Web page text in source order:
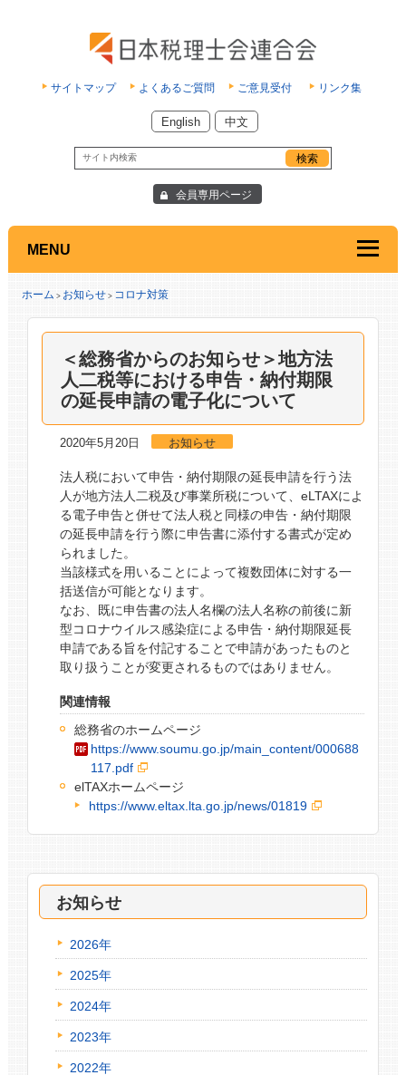
サイトマップ よくあるご質問 ご意見受付 リンク集
English 中文
会員専用ページ
MENU
ホーム > お知らせ> コロナ対策
＜総務省からのお知らせ＞地方法
人二税等における申告・納付期限
の延長申請の電子化について
2020年5月20日 お知らせ
法人税において申告・納付期限の延長申請を行う法
人が地方法人二税及び事業所税について、eLTAXによ
る電子申告と併せて法人税と同様の申告・納付期限
の延長申請を行う際に申告書に添付する書式が定め
られました。
当該様式を用いることによって複数団体に対する一
括送信が可能となります。
なお、既に申告書の法人名欄の法人名称の前後に新
型コロナウイルス感染症による申告・納付期限延長
申請である旨を付記することで申請があったものと
取り扱うことが変更されるものではありません。
関連情報
総務省のホームページ
https://www.soumu.go.jp/main_content/000688
117.pdf
elTAXホームページ
https://www.eltax.lta.go.jp/news/01819
お知らせ
2026年
2025年
2024年
2023年
2022年